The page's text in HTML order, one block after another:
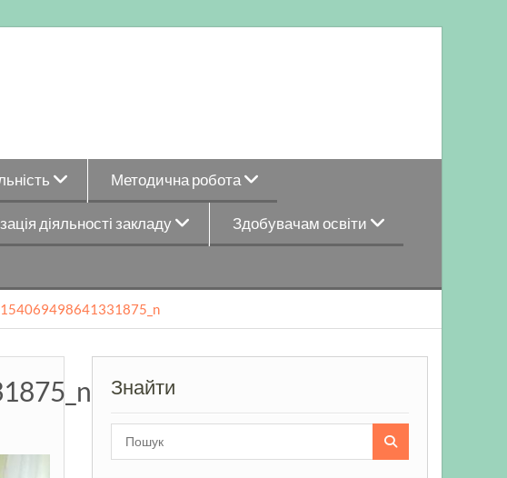
Методична робота
діяльності закладу Здобувачам освіти
Знайти